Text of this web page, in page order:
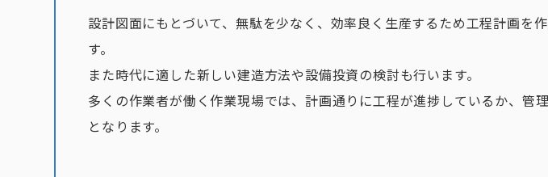
設計図面にもとづいて、無駄を少なく、効率良く生産するため工程計画を
す。
また時代に適した新しい建造方法や設備投資の検討も行います。
多くの作業者が働く作業現場では、計画通りに工程が進捗しているか、管
となります。